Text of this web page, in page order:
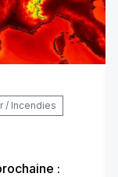
/ Incendies
: